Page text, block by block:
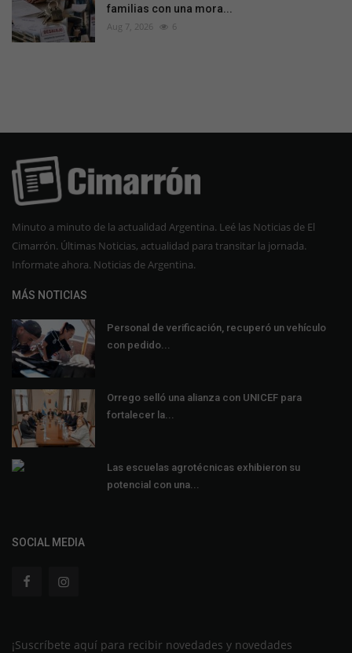
familias con una mora...
Aug 7, 2026 6
Minuto a minuto de la actualidad Argentina. Leé las Noticias de El
Cimarrón. Últimas Noticias, actualidad para transitar la jornada.
Informate ahora. Noticias de Argentina.
MÁS NOTICIAS
Personal de verificación, recuperó un vehículo
con pedido...
Orrego selló una alianza con UNICEF para
fortalecer la...
Las escuelas agrotécnicas exhibieron su
potencial con una...
SOCIAL MEDIA
¡Suscríbete aquí para recibir novedades y novedades